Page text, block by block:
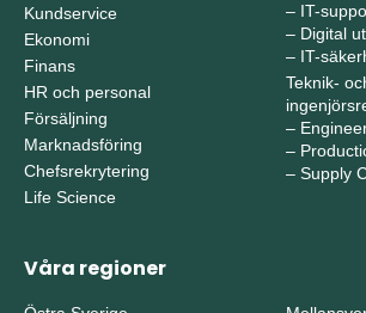
Kundservice
Ekonomi
Finans
HR och personal
Försäljning
Marknadsföring
Chefsrekrytering
Life Science
– IT-
– Digital
– IT-
Teknik-
–
–
– Supply
Våra regioner